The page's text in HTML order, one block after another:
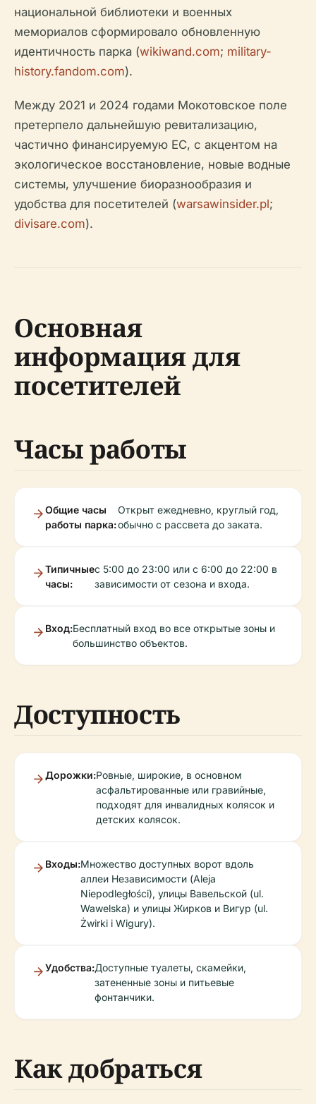
национальной библиотеки и военных
мемориалов сформировало обновленную
идентичность парка (wikiwand.com; military-
history.fandom.com).
Между 2021 и 2024 годами Мокотовское поле
претерпело дальнейшую ревитализацию,
частично финансируемую ЕС, с акцентом на
экологическое восстановление, новые водные
системы, улучшение биоразнообразия и
удобства для посетителей (warsawinsider.pl;
divisare.com).
Основная
информация для
посетителей
Часы работы
Общие часы
работы парка:
Открыт ежедневно, круглый год,
обычно с рассвета до заката.
Типичные
часы:
с 5:00 до 23:00 или с 6:00 до 22:00 в
зависимости от сезона и входа.
Вход:Бесплатный вход во все открытые зоны и
большинство объектов.
Доступность
Дорожки:Ровные, широкие, в основном
асфальтированные или гравийные,
подходят для инвалидных колясок и
детских колясок.
Входы:Множество доступных ворот вдоль
аллеи Независимости (Aleja
Niepodległości), улицы Вавельской (ul.
Wawelska) и улицы Жирков и Вигур (ul.
Żwirki i Wigury).
Удобства:Доступные туалеты, скамейки,
затененные зоны и питьевые
фонтанчики.
Как добраться